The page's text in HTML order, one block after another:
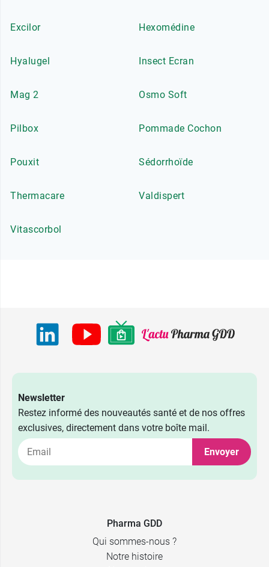
Excilor Hexomédine
Hyalugel Insect Ecran
Mag 2 Osmo Soft
Pilbox Pommade Cochon
Pouxit Sédorrhoïde
Thermacare Valdispert
Vitascorbol
Newsletter
Restez informé des nouveautés santé et de nos offres
exclusives, directement dans votre boîte mail.
Envoyer
Pharma GDD
Qui sommes-nous ?
Notre histoire